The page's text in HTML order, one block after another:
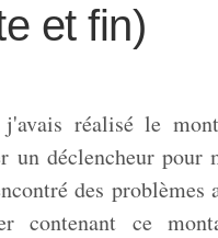
et fin)
réalisé le
un déclencheur pour
des problèmes
contenant ce